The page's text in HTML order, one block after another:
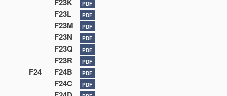
PDF
F23L PDF
F23M PDF
F23N PDF
F23Q PDF
F23R PDF
F24 F24B PDF
F24C PDF